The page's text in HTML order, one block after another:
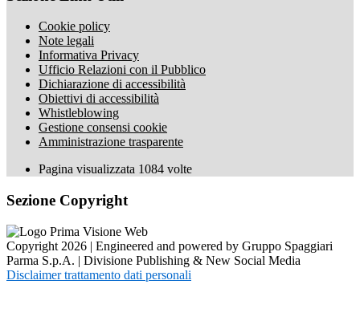
Cookie policy
Note legali
Informativa Privacy
Ufficio Relazioni con il Pubblico
Dichiarazione di accessibilità
Obiettivi di accessibilità
Whistleblowing
Gestione consensi cookie
Amministrazione trasparente
Pagina visualizzata 1084 volte
Sezione Copyright
Copyright 2026 | Engineered and powered by Gruppo Spaggiari
Parma S.p.A. | Divisione Publishing & New Social Media
Disclaimer trattamento dati personali